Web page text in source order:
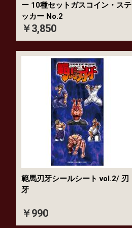
ー 10種セットガスコイン・ステ
ッカー No.2
￥3,850
範馬刃牙シールシート vol.2/ 刃
牙
￥990